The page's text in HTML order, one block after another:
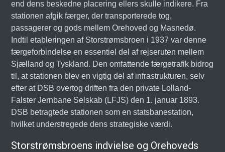
end dens beskedne placering ellers skulle indikere. Fra
stationen afgik færger, der transporterede tog,
passagerer og gods mellem Orehoved og Masnedø.
Indtil etableringen af Storstrømsbroen i 1937 var denne
færgeforbindelse en essentiel del af rejseruten mellem
Sjælland og Tyskland. Den omfattende færgetrafik bidrog
til, at stationen blev en vigtig del af infrastrukturen, selv
efter at DSB overtog driften fra den private Lolland-
Falster Jernbane Selskab (LFJS) den 1. januar 1893.
DSB betragtede stationen som en statsbanestation,
hvilket understregede dens strategiske værdi.
Storstrømsbroens indvielse og Orehoveds